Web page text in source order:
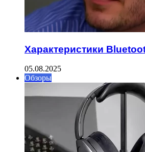
Характеристики
05.08.2025
Обзоры